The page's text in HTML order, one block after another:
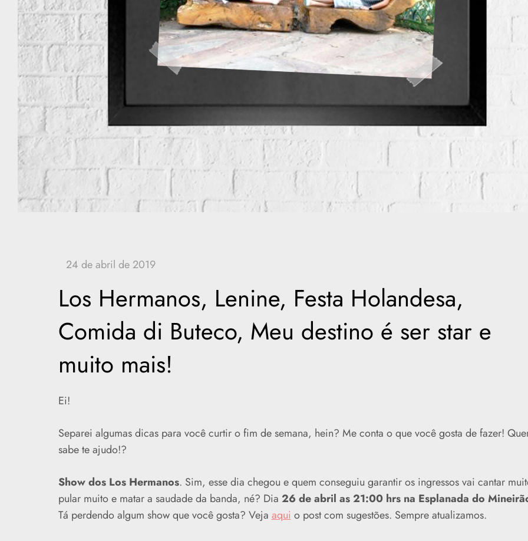
Los Hermanos, Lenine, Festa Holandesa,
Comida di Buteco, Meu destino é ser star e
muito mais!
Ei!
Separei algumas dicas para você curtir o fim de semana, hein? Me conta o que você gosta de fazer!
sabe te ajudo!?
Show dos Los Hermanos. Sim, esse dia chegou e quem conseguiu garantir os ingressos vai cantar
pular muito e matar a saudade da banda, né? Dia 26 de abril as 21:00 hrs na Esplanada do
Tá perdendo algum show que você gosta? Veja aqui o post com sugestões. Sempre atualizamos.